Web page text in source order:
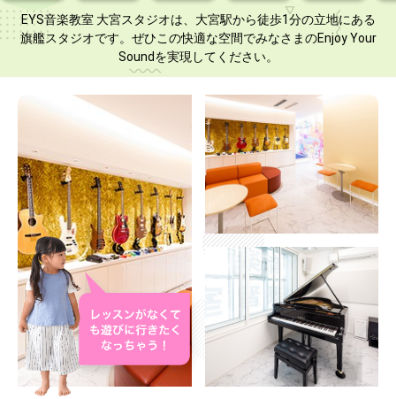
EYS音楽教室 大宮スタジオは、大宮駅から徒歩1分の立地にある
旗艦スタジオです。ぜひこの快適な空間でみなさまのEnjoy Your
Soundを実現してください。